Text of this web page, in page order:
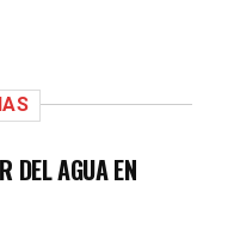
DEL AGUA EN